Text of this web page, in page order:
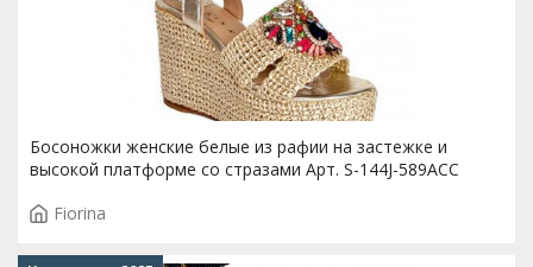
Босоножки женские белые из рафии на застежке и
высокой платформе со стразами Арт. S-144J-589ACC
Fiorina